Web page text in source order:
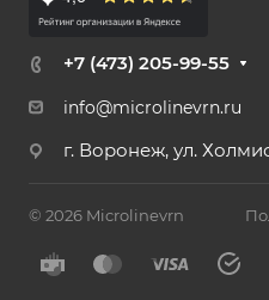
+7 (473) 205-99-55
info@microlinevrn.ru
г. Воронеж, ул.
© 2026 Microlinevrn